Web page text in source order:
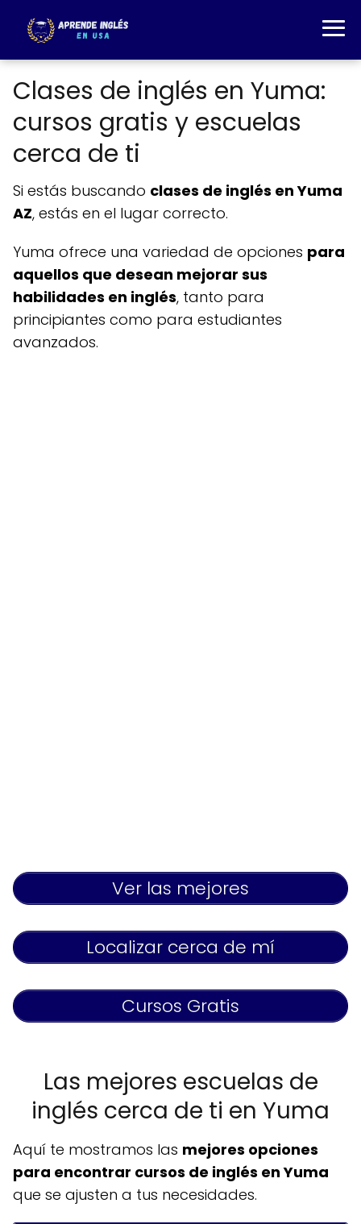
Clases de inglés en Yuma:
cursos gratis y escuelas
cerca de ti
Si estás buscando clases de inglés en Yuma
AZ, estás en el lugar correcto.
Yuma ofrece una variedad de opciones para
aquellos que desean mejorar sus
habilidades en inglés, tanto para
principiantes como para estudiantes
avanzados.
Ver las mejores
Localizar cerca de mí
Cursos Gratis
Las mejores escuelas de
inglés cerca de ti en Yuma
Aquí te mostramos las mejores opciones
para encontrar cursos de inglés en Yuma
que se ajusten a tus necesidades.